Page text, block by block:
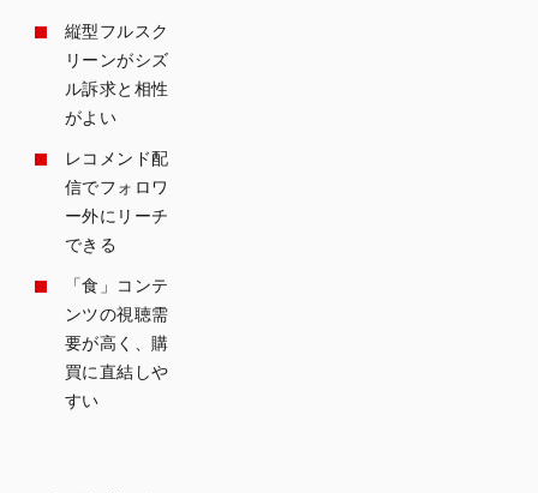
は購買
につな
がりに
くい
商品点
数が多
く、1商
品ごと
に訴求
しきれ
ない
ショー
ト動画
縦型フルスク
リーンがシズ
ル訴求と相性
がよい
レコメンド配
信でフォロワ
ー外にリーチ
できる
「食」コンテ
ンツの視聴需
要が高く、購
買に直結しや
すい